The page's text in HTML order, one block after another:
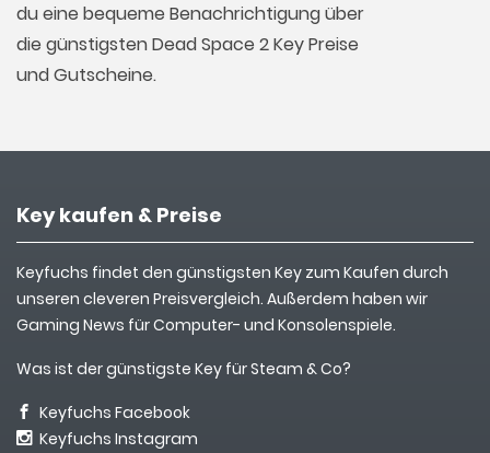
du eine bequeme Benachrichtigung über
die günstigsten Dead Space 2 Key Preise
und Gutscheine.
Key kaufen & Preise
Keyfuchs findet den günstigsten Key zum Kaufen durch
unseren cleveren Preisvergleich. Außerdem haben wir
Gaming News für Computer- und Konsolenspiele.
Was ist der günstigste Key für Steam & Co?
Keyfuchs Facebook
Keyfuchs Instagram